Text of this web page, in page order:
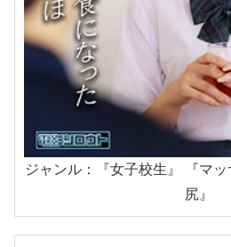
ジャンル：『女子校生』 『マ
尻』